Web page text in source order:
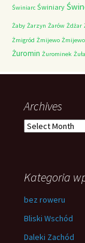
Świniarc Świniary
Żaby Żarzyn Żarów Żdżar
Żmigród Żmijewo
Żuromin Żurominek
Archives
Archives
Kategoria
bez roweru
Bliski Wschód
Daleki Zachód